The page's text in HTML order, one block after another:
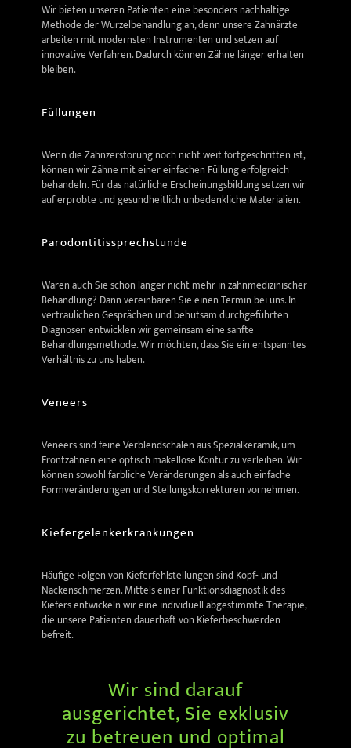
Wir bieten unseren Patienten eine besonders nachhaltige
Methode der Wurzelbehandlung an, denn unsere Zahnärzte
arbeiten mit modernsten Instrumenten und setzen auf
innovative Verfahren. Dadurch können Zähne länger erhalten
bleiben.
Füllungen
Wenn die Zahnzerstörung noch nicht weit fortgeschritten ist,
können wir Zähne mit einer einfachen Füllung erfolgreich
behandeln. Für das natürliche Erscheinungsbildung setzen wir
auf erprobte und gesundheitlich unbedenkliche Materialien.
Parodontitissprechstunde
Waren auch Sie schon länger nicht mehr in zahnmedizinischer
Behandlung? Dann vereinbaren Sie einen Termin bei uns. In
vertraulichen Gesprächen und behutsam durchgeführten
Diagnosen entwicklen wir gemeinsam eine sanfte
Behandlungsmethode. Wir möchten, dass Sie ein entspanntes
Verhältnis zu uns haben.
Veneers
Veneers sind feine Verblendschalen aus Spezialkeramik, um
Frontzähnen eine optisch makellose Kontur zu verleihen. Wir
können sowohl farbliche Veränderungen als auch einfache
Formveränderungen und Stellungskorrekturen vornehmen.
Kiefergelenkerkrankungen
Häufige Folgen von Kieferfehlstellungen sind Kopf- und
Nackenschmerzen. Mittels einer Funktionsdiagnostik des
Kiefers entwickeln wir eine individuell abgestimmte Therapie,
die unsere Patienten dauerhaft von Kieferbeschwerden
befreit.
Wir sind darauf
ausgerichtet, Sie exklusiv
zu betreuen und optimal